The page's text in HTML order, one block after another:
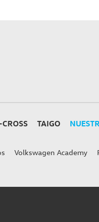
CROSS TAIGO
Volkswagen Academy